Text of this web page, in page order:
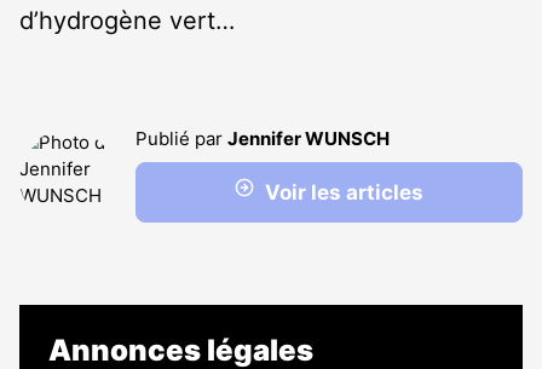
d’hydrogène vert…
Publié par Jennifer WUNSCH
Voir les articles
Annonces légales